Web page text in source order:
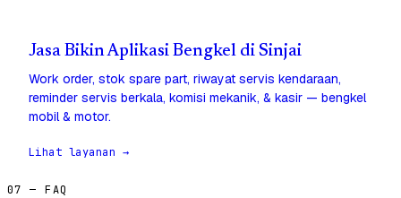
Jasa Bikin Aplikasi Bengkel di Sinjai
Work order, stok spare part, riwayat servis kendaraan,
reminder servis berkala, komisi mekanik, & kasir — bengkel
mobil & motor.
Lihat layanan →
07 — FAQ